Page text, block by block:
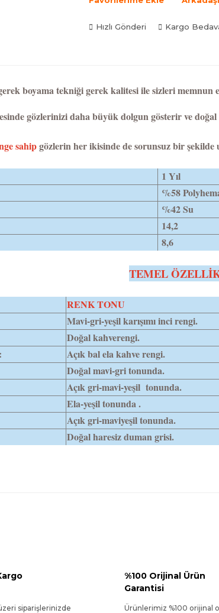
Hızlı Gönderi Kargo
boyama tekniği gerek kalitesi ile sizleri memnun
gözlerinizi daha büyük dolgun gösterir ve
sahipgözlerin her ikisinde de sorunsuz bir şekilde
1 Yıl
%58
%42 Su
14,2
8,6
TEMEL
RENK TONU
Mavi-gri-yeşil karışımı inci rengi.
Doğal kahverengi.
Açık bal ela kahve rengi.
Doğal mavi-gri tonunda.
Açık gri-mavi-yeşil tonunda.
Ela-yeşil tonunda .
Açık gri-maviyeşil tonunda.
Doğal haresiz duman grisi.
siparişlerinizde
%100 Orijinal Ürün
Garantisi
Ürünlerimiz %100 orijinal